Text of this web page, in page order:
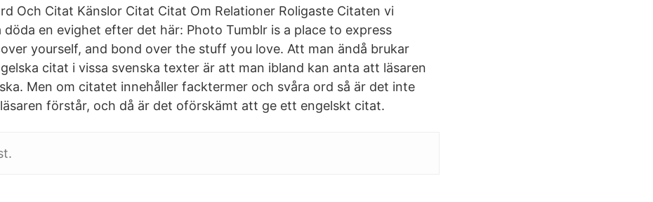
Och Citat Känslor Citat Citat Om Relationer Roligaste Citaten vi
döda en evighet efter det här: Photo Tumblr is a place to express
yourself, and bond over the stuff you love. Att man ändå brukar
citat i vissa svenska texter är att man ibland kan anta att läsaren
Men om citatet innehåller facktermer och svåra ord så är det inte
förstår, och då är det oförskämt att ge ett engelskt citat.